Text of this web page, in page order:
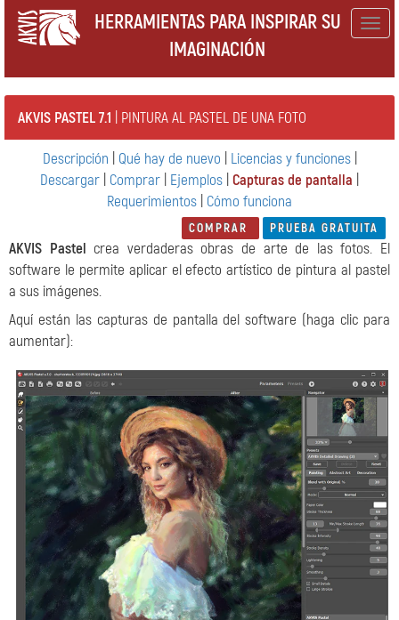
HERRAMIENTAS PARA INSPIRAR SU
IMAGINACIÓN
AKVIS PASTEL 7.1 | PINTURA AL PASTEL DE UNA FOTO
Descripción Qué hay de nuevo Licencias y funciones|
Descargar Comprar Ejemplos Capturas de pantalla
Requerimientos Cómo funciona
COMPRAR PRUEBA GRATUITA
AKVIS Pastel crea verdaderas obras de arte de las fotos. El
software le permite aplicar el efecto artístico de pintura al pastel
a sus imágenes.
Aquí están las capturas de pantalla del software (haga clic para
aumentar):